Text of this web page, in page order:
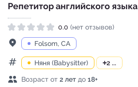
Репетитор английского языка
0.0 (нет отзывов)
Адрес
Folsom, CA
КатегорииНяня (Babysitter) +2 ...
Возраст детей
Возраст от 2 лет до 18+